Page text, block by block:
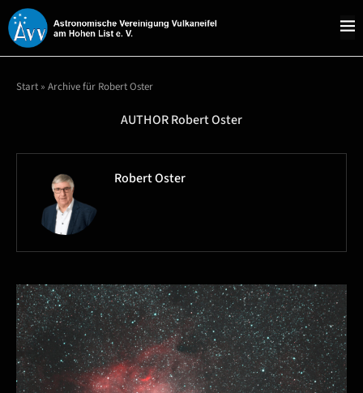
Start » Archive für Robert Oster
AUTHORRobert Oster
Robert Oster